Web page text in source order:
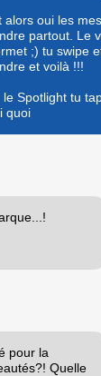
alors oui les
partout. Le
;) tu swipe
et voilà !!!
le Spotlight tu
quoi
pour la
Quelle